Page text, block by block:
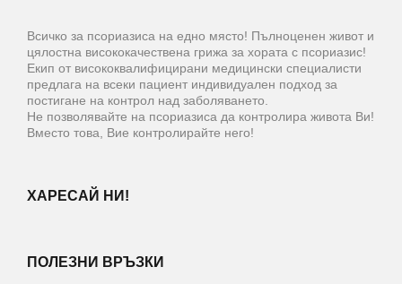
Всичко за псориазиса на едно място! Пълноценен живот и
цялостна висококачествена грижа за хората с псориазис!
Екип от висококвалифицирани медицински специалисти
предлага на всеки пациент индивидуален подход за
постигане на контрол над заболяването.
Не позволявайте на псориазиса да контролира живота Ви!
Вместо това, Вие контролирайте него!
ХАРЕСАЙ НИ!
ПОЛЕЗНИ ВРЪЗКИ